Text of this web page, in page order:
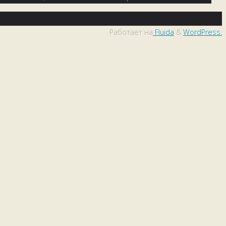
Работает на Fluida & WordPress.